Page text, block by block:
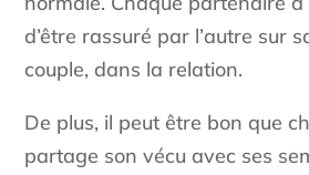
d’être rassuré par l’autre sur
couple, dans la relation.
De plus, il peut être bon que
partage son vécu avec ses